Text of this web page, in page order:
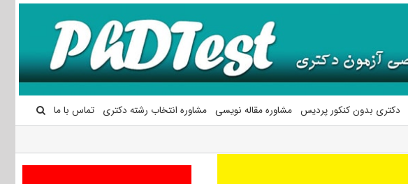
دکتری بدون کنکور پردیس مشاوره مقاله نویسی مشاوره انتخاب رشته دکتری تماس با ما